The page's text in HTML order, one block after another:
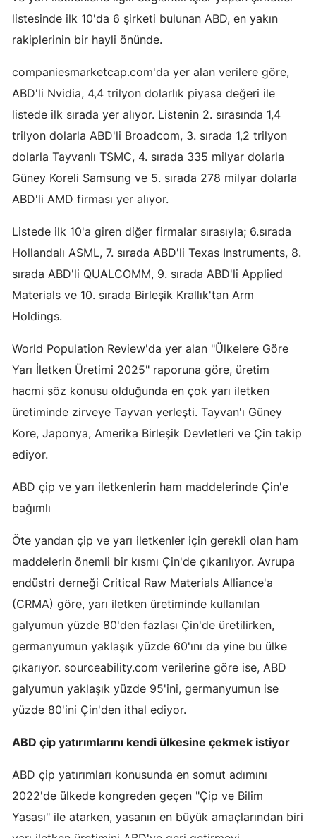
Yozgat
Bayburt
Karaman
Kırıkkale
Şırnak
Bartın
Yalova
Karabük
Kilis
Osmaniye
listesinde ilk 10'da 6 şirketi bulunan ABD, en yakın
rakiplerinin bir hayli önünde.
companiesmarketcap.com'da yer alan verilere göre,
ABD'li Nvidia, 4,4 trilyon dolarlık piyasa değeri ile
listede ilk sırada yer alıyor. Listenin 2. sırasında 1,4
trilyon dolarla ABD'li Broadcom, 3. sırada 1,2 trilyon
dolarla Tayvanlı TSMC, 4. sırada 335 milyar dolarla
Güney Koreli Samsung ve 5. sırada 278 milyar dolarla
ABD'li AMD firması yer alıyor.
Listede ilk 10'a giren diğer firmalar sırasıyla; 6.sırada
Hollandalı ASML, 7. sırada ABD'li Texas Instruments, 8.
sırada ABD'li QUALCOMM, 9. sırada ABD'li Applied
Materials ve 10. sırada Birleşik Krallık'tan Arm
Holdings.
World Population Review'da yer alan "Ülkelere Göre
Yarı İletken Üretimi 2025" raporuna göre, üretim
hacmi söz konusu olduğunda en çok yarı iletken
üretiminde zirveye Tayvan yerleşti. Tayvan'ı Güney
Kore, Japonya, Amerika Birleşik Devletleri ve Çin takip
ediyor.
ABD çip ve yarı iletkenlerin ham maddelerinde Çin'e
bağımlı
Öte yandan çip ve yarı iletkenler için gerekli olan ham
maddelerin önemli bir kısmı Çin'de çıkarılıyor. Avrupa
endüstri derneği Critical Raw Materials Alliance'a
(CRMA) göre, yarı iletken üretiminde kullanılan
galyumun yüzde 80'den fazlası Çin'de üretilirken,
germanyumun yaklaşık yüzde 60'ını da yine bu ülke
çıkarıyor. sourceability.com verilerine göre ise, ABD
galyumun yaklaşık yüzde 95'ini, germanyumun ise
yüzde 80'ini Çin'den ithal ediyor.
ABD çip yatırımlarını kendi ülkesine çekmek istiyor
ABD çip yatırımları konusunda en somut adımını
2022'de ülkede kongreden geçen "Çip ve Bilim
Yasası" ile atarken, yasanın en büyük amaçlarından biri